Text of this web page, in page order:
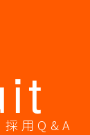
用Q&A